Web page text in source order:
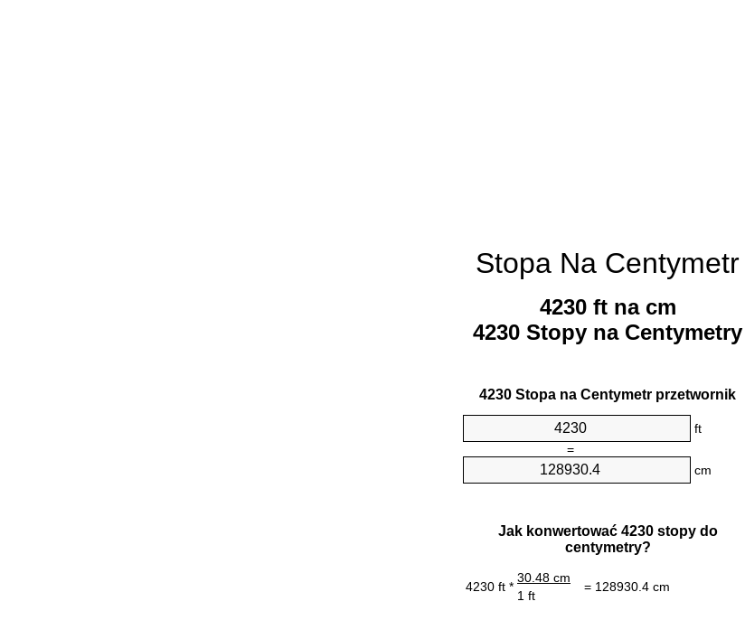
Stopa Na Centymetr
4230 ft na cm
4230 Stopy na Centymetry
4230 Stopa na Centymetr przetwornik
ft
=
cm
Jak konwertować 4230 stopy do
centymetry?
4230 ft *
30.48 cm
= 128930.4 cm
1 ft